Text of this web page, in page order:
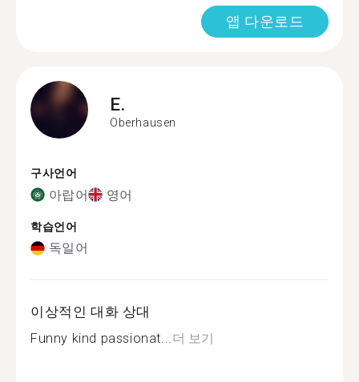
앱 다운로드
E.
Oberhausen
구사언어
아랍어 영어
학습언어
독일어
이상적인 대화 상대
Funny kind passionat...더 보기